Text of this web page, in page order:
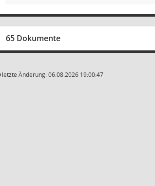
65 Dokumente
letzte Änderung: 06.08.2026 19:00:47